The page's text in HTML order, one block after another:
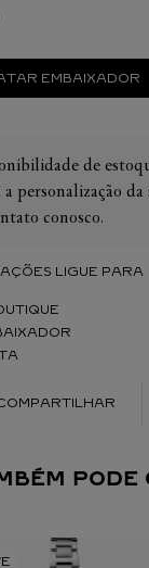
EMBAIXADOR
de
personalização da
conosco.
LIGUE PARA
PODE